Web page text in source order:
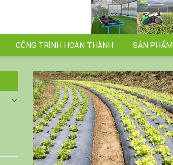
CÔNG TRÌNH HOÀN THÀNH SẢN PHẨM